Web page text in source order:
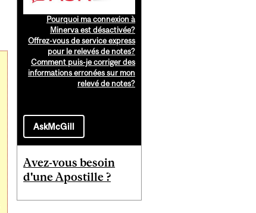
Pourquoi ma connexion à
Minerva est désactivée?
Offrez-vous de service express
pour le relevés de notes?
Comment puis-je corriger des
informations erronées sur mon
relevé de notes?
AskMcGill
Avez-vous besoin
d'une Apostille ?